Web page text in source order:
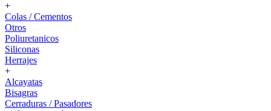
+
Colas / Cementos
Otros
Poliuretanicos
Siliconas
Herrajes
+
Alcayatas
Bisagras
Cerraduras / Pasadores